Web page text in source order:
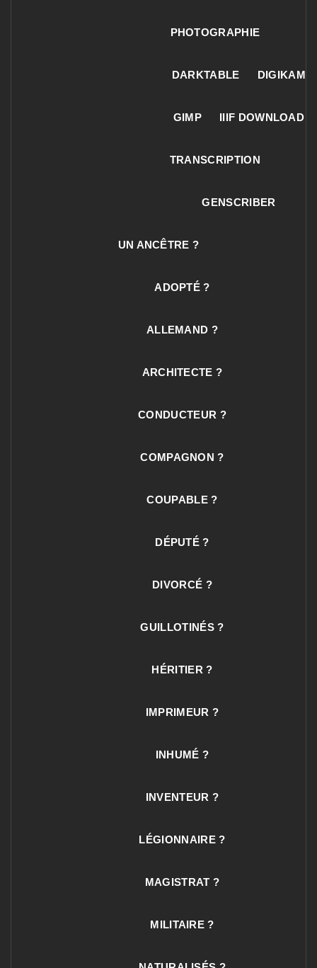
PHOTOGRAPHIE
DARKTABLE DIGIKAM
GIMP IIIF DOWNLOAD
TRANSCRIPTION
GENSCRIBER
UN ANCÊTRE ?
ADOPTÉ ?
ALLEMAND ?
ARCHITECTE ?
CONDUCTEUR ?
COMPAGNON ?
COUPABLE ?
DÉPUTÉ ?
DIVORCÉ ?
GUILLOTINÉS ?
HÉRITIER ?
IMPRIMEUR ?
INHUMÉ ?
INVENTEUR ?
LÉGIONNAIRE ?
MAGISTRAT ?
MILITAIRE ?